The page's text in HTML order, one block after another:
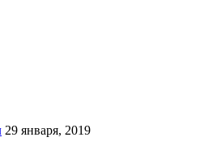
29 января, 2019